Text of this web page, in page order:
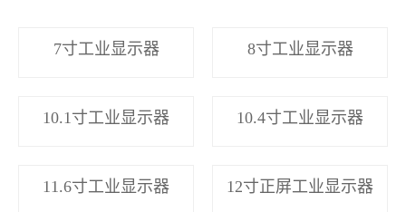
7寸工业显示器 8寸工业显示器
10.1寸工业显示器 10.4寸工业显示器
11.6寸工业显示器 12寸正屏工业显示器